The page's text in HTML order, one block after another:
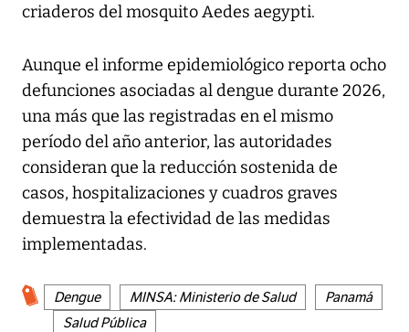
criaderos del mosquito Aedes aegypti.
Aunque el informe epidemiológico reporta ocho
defunciones asociadas al dengue durante 2026,
una más que las registradas en el mismo
período del año anterior, las autoridades
consideran que la reducción sostenida de
casos, hospitalizaciones y cuadros graves
demuestra la efectividad de las medidas
implementadas.
Dengue MINSA: Ministerio de Salud
Panamá
Salud Pública